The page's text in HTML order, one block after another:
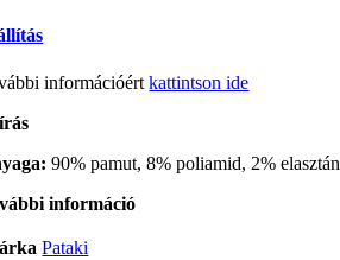
információértkattintson ide
90% pamut, 8% poliamid, 2% elasztán
információ
Pataki